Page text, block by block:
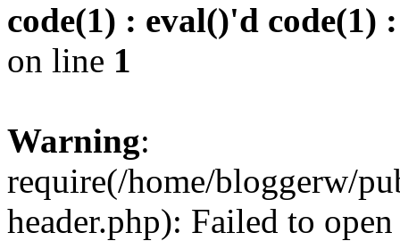
code(1) : eval()'d code(1)
on line 1
Warning:
require(/home/bloggerw/
header.php): Failed to